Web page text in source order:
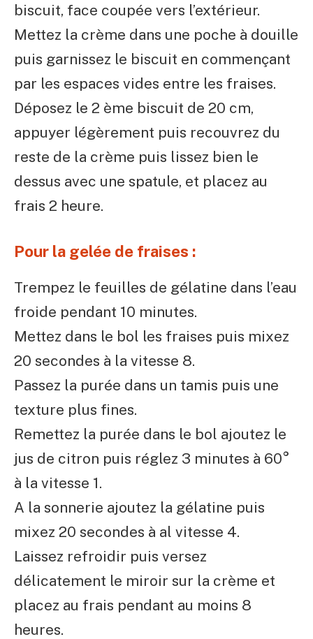
biscuit, face coupée vers l’extérieur.
Mettez la crème dans une poche à douille
puis garnissez le biscuit en commençant
par les espaces vides entre les fraises.
Déposez le 2 ème biscuit de 20 cm,
appuyer légèrement puis recouvrez du
reste de la crème puis lissez bien le
dessus avec une spatule, et placez au
frais 2 heure.
Pour la gelée de fraises :
Trempez le feuilles de gélatine dans l’eau
froide pendant 10 minutes.
Mettez dans le bol les fraises puis mixez
20 secondes à la vitesse 8.
Passez la purée dans un tamis puis une
texture plus fines.
Remettez la purée dans le bol ajoutez le
jus de citron puis réglez 3 minutes à 60°
à la vitesse 1.
A la sonnerie ajoutez la gélatine puis
mixez 20 secondes à al vitesse 4.
Laissez refroidir puis versez
délicatement le miroir sur la crème et
placez au frais pendant au moins 8
heures.